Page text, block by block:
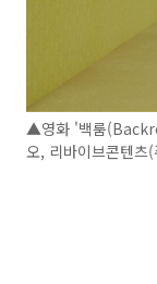
▲영화 '백룸
오, 리바이브콘텐츠